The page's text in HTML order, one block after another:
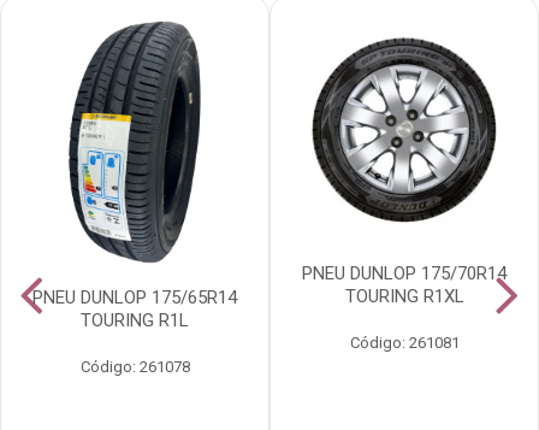
PNEU DUNLOP 175/65R14
TOURING R1L
Código: 261078
PNEU DUNLOP 175/70R14
TOURING R1XL
Código: 261081